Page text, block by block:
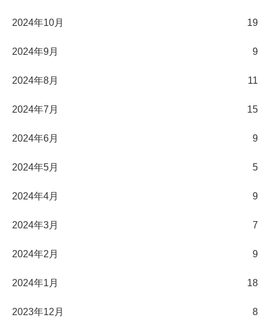
2024年10月 19
2024年9月 9
2024年8月 11
2024年7月 15
2024年6月 9
2024年5月 5
2024年4月 9
2024年3月 7
2024年2月 9
2024年1月 18
2023年12月 8